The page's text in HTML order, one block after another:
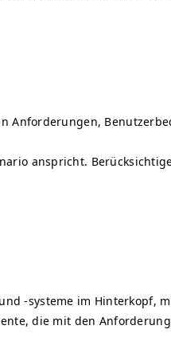
Anforderungen,
anspricht.
-systeme im Hinterkopf,
die mit den